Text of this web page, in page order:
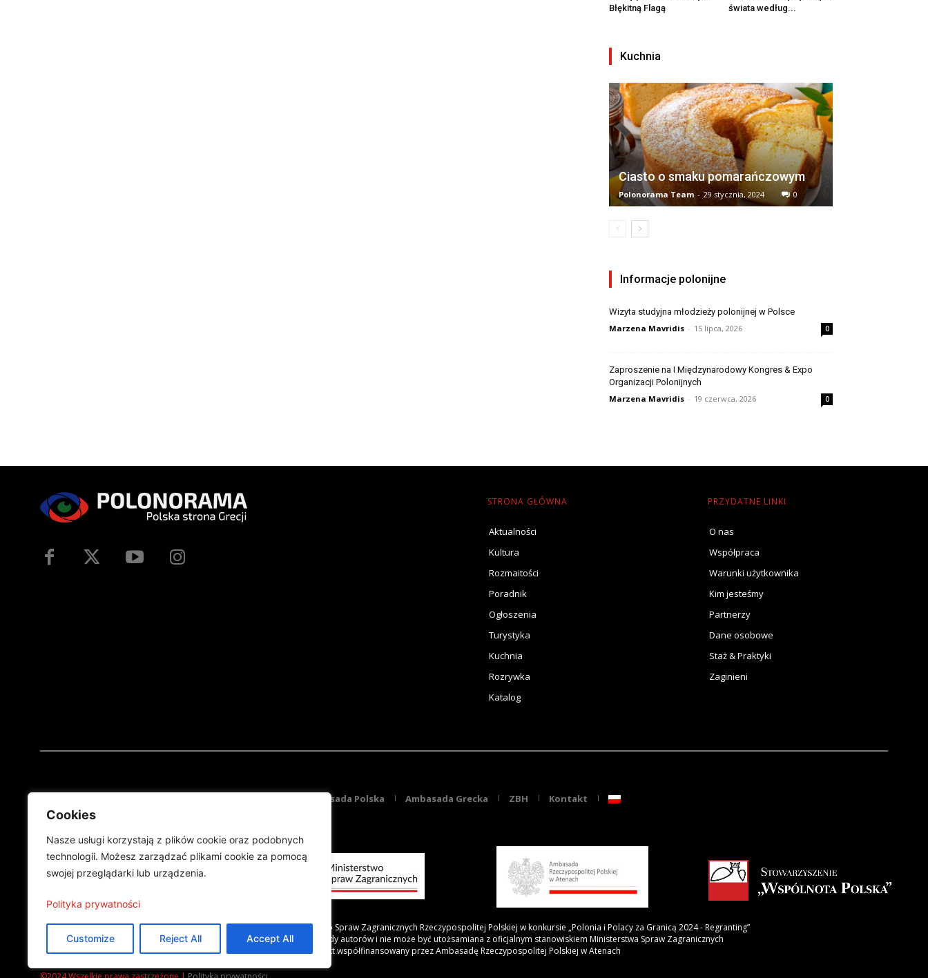
Cookies
Nasze usługi korzystają z plików cookie oraz podobnych
technologii. Możesz zarządzać plikami cookie za pomocą
swojej przeglądarki lub urządzenia.
Polityka prywatności
Customize Reject All Accept All
Błękitną Flagą
świata według...
Kuchnia
Ciasto o smaku pomarańczowym
Polonorama Team - 29 stycznia, 2024 0
Informacje polonijne
Wizyta studyjna młodzieży polonijnej w Polsce
Marzena Mavridis - 15 lipca, 2026 0
Zaproszenie na I Międzynarodowy Kongres & Expo
Organizacji Polonijnych
Marzena Mavridis - 19 czerwca, 2026 0
STRONA GŁÓWNA
Aktualności
Kultura
Rozmaitości
Poradnik
Ogłoszenia
Turystyka
Kuchnia
Rozrywka
Katalog
PRZYDATNE LINKI
O nas
Współpraca
Warunki użytkownika
Kim jesteśmy
Partnerzy
Dane osobowe
Staż & Praktyki
Zaginieni
Ambasada Polska Ambasada Grecka ZBH Kontakt
Projekt finansowany przez Ministerstwo Spraw Zagranicznych Rzeczypospolitej Polskiej w konkursie „Polonia i Polacy za Granicą 2024 - Regranting”
Publikacja wyraża jedynie poglądy autorów i nie może być utożsamiana z oficjalnym stanowiskiem Ministerstwa Spraw Zagranicznych
Projekt współfinansowany przez Ambasadę Rzeczypospolitej Polskiej w Atenach